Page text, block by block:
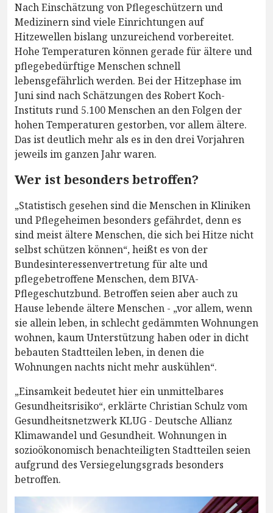
Nach Einschätzung von Pflegeschützern und
Medizinern sind viele Einrichtungen auf
Hitzewellen bislang unzureichend vorbereitet.
Hohe Temperaturen können gerade für ältere und
pflegebedürftige Menschen schnell
lebensgefährlich werden. Bei der Hitzephase im
Juni sind nach Schätzungen des Robert Koch-
Instituts rund 5.100 Menschen an den Folgen der
hohen Temperaturen gestorben, vor allem ältere.
Das ist deutlich mehr als es in den drei Vorjahren
jeweils im ganzen Jahr waren.
Wer ist besonders betroffen?
„Statistisch gesehen sind die Menschen in Kliniken
und Pflegeheimen besonders gefährdet, denn es
sind meist ältere Menschen, die sich bei Hitze nicht
selbst schützen können“, heißt es von der
Bundesinteressenvertretung für alte und
pflegebetroffene Menschen, dem BIVA-
Pflegeschutzbund. Betroffen seien aber auch zu
Hause lebende ältere Menschen - „vor allem, wenn
sie allein leben, in schlecht gedämmten Wohnungen
wohnen, kaum Unterstützung haben oder in dicht
bebauten Stadtteilen leben, in denen die
Wohnungen nachts nicht mehr auskühlen“.
„Einsamkeit bedeutet hier ein unmittelbares
Gesundheitsrisiko“, erklärte Christian Schulz vom
Gesundheitsnetzwerk KLUG - Deutsche Allianz
Klimawandel und Gesundheit. Wohnungen in
sozioökonomisch benachteiligten Stadtteilen seien
aufgrund des Versiegelungsgrads besonders
betroffen.